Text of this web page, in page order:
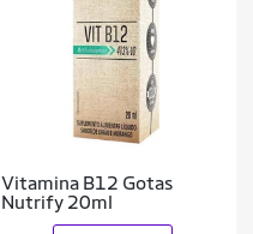
Vitamina B12 Gotas
Nutrify 20ml